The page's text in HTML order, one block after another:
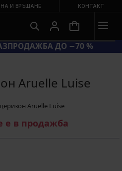
И ВРЪЩАНЕ КОНТАКТ
ЛЯТНА РАЗПРОДАЖБА ДО
Aruelle Luise
е в продажба